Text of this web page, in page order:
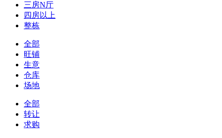
三房N厅
四房以上
整栋
全部
旺铺
生意
仓库
场地
全部
转让
求购